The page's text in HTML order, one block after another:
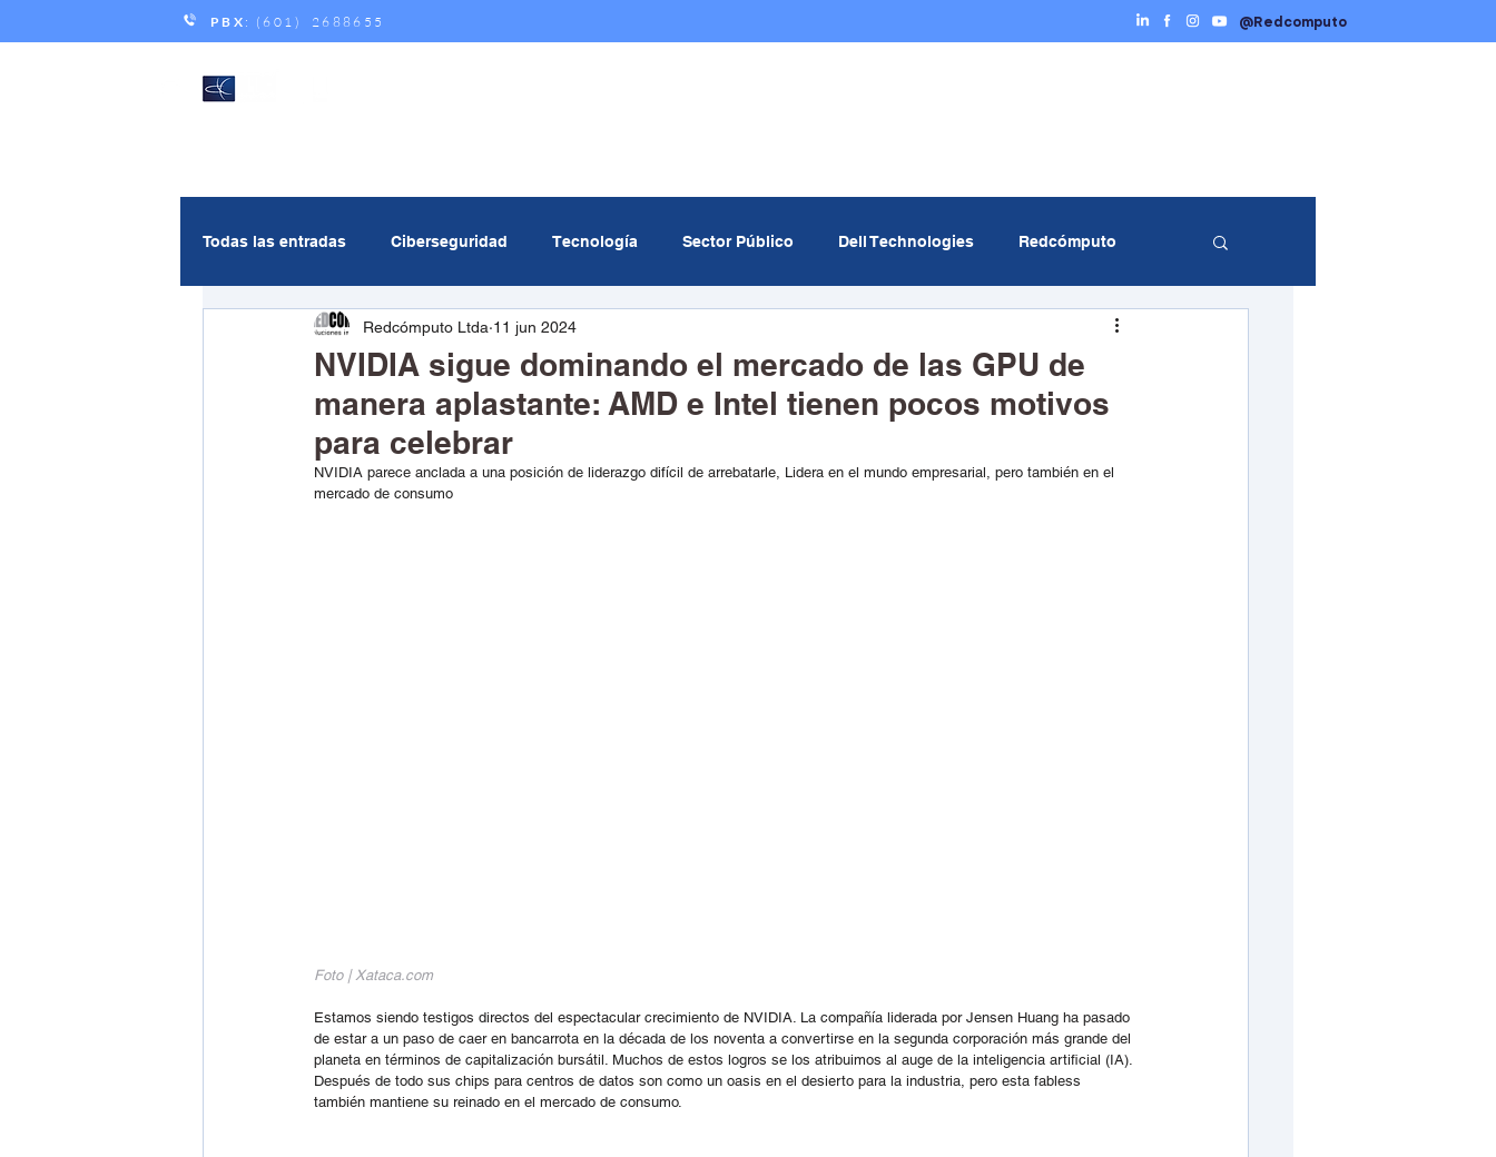
PBX : (601) 2688655 @Redcomputo
Todas las entradas Ciberseguridad Tecnología Sector Público Dell Technologies Redcómputo
Gestión de servicios Andicom MinTIC Eventos Redcómputo
Multicloud Inteligencia Artificial Redcómputo
NVIDIA sigue dominando el mercado de las GPU de
manera aplastante: AMD e Intel tienen pocos motivos
para celebrar
Redcómputo Ltda 11 jun 2024
NVIDIA parece anclada a una posición de liderazgo difícil de arrebatarle, Lidera en el mundo empresarial, pero también en el
mercado de consumo
Foto | Xataca.com
Estamos siendo testigos directos del espectacular crecimiento de NVIDIA. La compañía liderada por Jensen Huang ha pasado
de estar a un paso de caer en bancarrota en la década de los noventa a convertirse en la segunda corporación más grande del
planeta en términos de capitalización bursátil. Muchos de estos logros se los atribuimos al auge de la inteligencia artificial (IA).
Después de todo sus chips para centros de datos son como un oasis en el desierto para la industria, pero esta fabless
también mantiene su reinado en el mercado de consumo.